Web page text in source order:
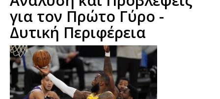
για τον Πρώτο Γύρο -
Δυτική Περιφέρεια